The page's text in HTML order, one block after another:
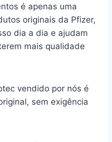
é apenas uma
originais da Pfizer,
dia a dia e ajudam
mais qualidade
vendido por nós é
sem exigência